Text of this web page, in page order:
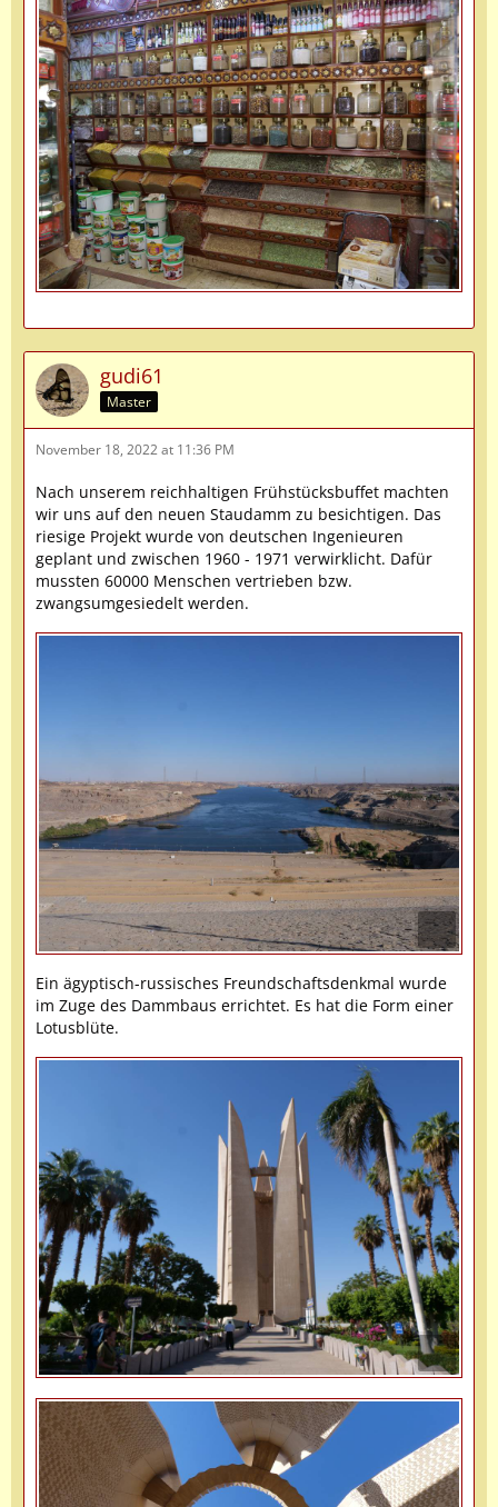
gudi61
Master
November 18, 2022 at 11:36 PM
Nach unserem reichhaltigen Frühstücksbuffet machten
wir uns auf den neuen Staudamm zu besichtigen. Das
riesige Projekt wurde von deutschen Ingenieuren
geplant und zwischen 1960 - 1971 verwirklicht. Dafür
mussten 60000 Menschen vertrieben bzw.
zwangsumgesiedelt werden.
Ein ägyptisch-russisches Freundschaftsdenkmal wurde
im Zuge des Dammbaus errichtet. Es hat die Form einer
Lotusblüte.